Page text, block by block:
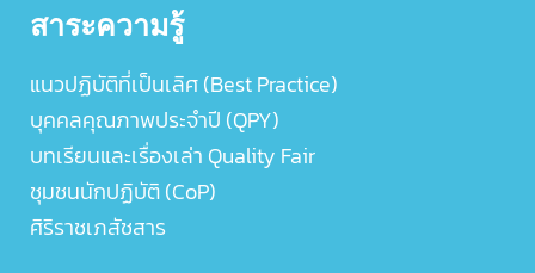
สาระความรู้
แนวปฏิบัติที่เป็นเลิศ (Best Practice)
บุคคลคุณภาพประจำปี (QPY)
บทเรียนและเรื่องเล่า Quality Fair
ชุมชนนักปฏิบัติ (CoP)
ศิริราชเภสัชสาร